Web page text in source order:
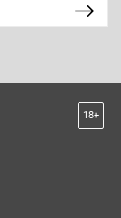
18+